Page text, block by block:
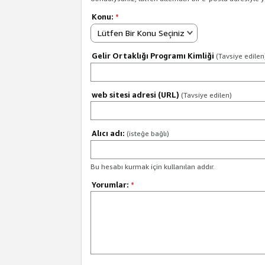
Konu: *
Lütfen Bir Konu Seçiniz
Gelir Ortaklığı Programı Kimliği (Tavsiye
web sitesi adresi (URL) (Tavsiye edilen)
Alıcı adı: (isteğe bağlı)
Bu hesabı kurmak için kullanılan addır.
Yorumlar: *